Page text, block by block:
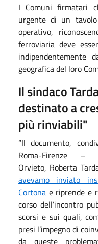
I Comuni firmatari
urgente di un
operativo,
ferroviaria deve
indipendentemente
geografica del loro
Il sindaco
destinato a
più rinviabili"
“Il documento,
Roma-Firenze
Orvieto, Roberta
avevamo inviato
Cortona e riprende e
corso dell’incontro
scorsi e sui quali,
presi l’impegno di
da queste